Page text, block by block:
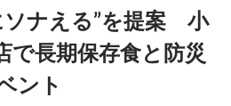
ソナえる”を提案 小
で長期保存食と防災
ント